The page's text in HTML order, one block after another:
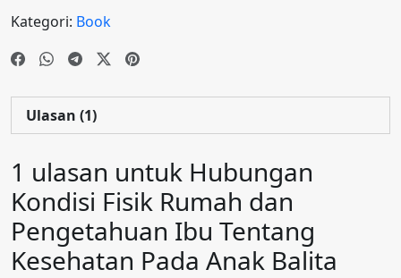
Kategori: Book
Ulasan (1)
1 ulasan untuk Hubungan
Kondisi Fisik Rumah dan
Pengetahuan Ibu Tentang
Kesehatan Pada Anak Balita